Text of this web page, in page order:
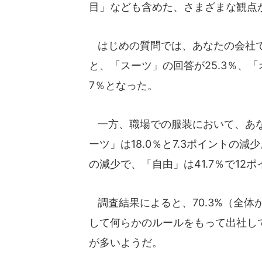
目」なども含めた、さまざまな観
はじめの質問では、あなたの会社
と、「スーツ」の回答が25.3％、
7％となった。
一方、職場での服装において、あ
ーツ」は18.0％と7.3ポイントの減
の減少で、「自由」は41.7％で12ポ
調査結果によると、70.3%（全体
して何らかのルールをもって出社
が多いようだ。